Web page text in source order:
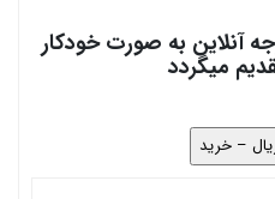
آنلاین به صورت خودکار
میگردد